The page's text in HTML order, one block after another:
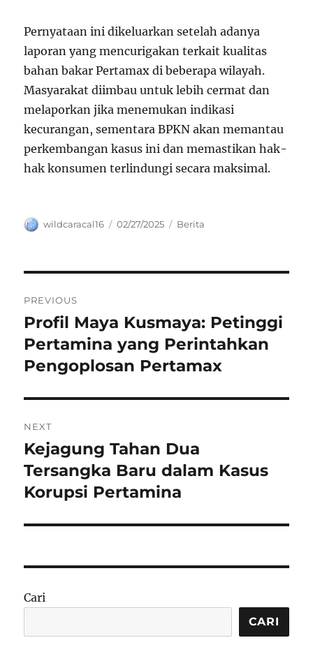
Pernyataan ini dikeluarkan setelah adanya
laporan yang mencurigakan terkait kualitas
bahan bakar Pertamax di beberapa wilayah.
Masyarakat diimbau untuk lebih cermat dan
melaporkan jika menemukan indikasi
kecurangan, sementara BPKN akan memantau
perkembangan kasus ini dan memastikan hak-
hak konsumen terlindungi secara maksimal.
Author
wildcaracal16
Posted
02/27/2025 Categories
Berita
pos
PREVIOUS
Previous
post:
Profil Maya Kusmaya: Petinggi
Pertamina yang Perintahkan
Pengoplosan Pertamax
NEXT
Next
post:
Kejagung Tahan Dua
Tersangka Baru dalam Kasus
Korupsi Pertamina
Cari
CARI